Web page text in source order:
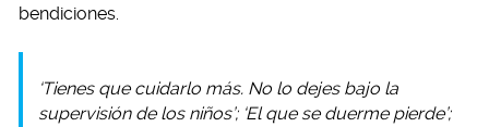
bendiciones.
‘Tienes que cuidarlo más. No lo dejes bajo la
supervisión de los niños’; ‘El que se duerme pierde’;